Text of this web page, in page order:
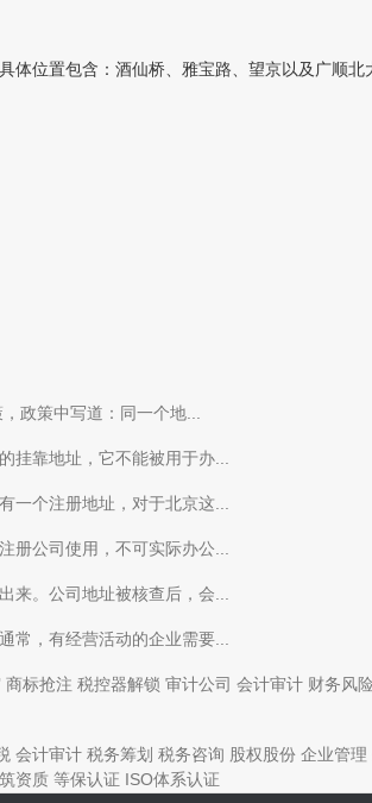
位置包含：酒仙桥、雅宝路、望京以及广顺北
政策中写道：同一个地...
挂靠地址，它不能被用于办...
一个注册地址，对于北京这...
册公司使用，不可实际办公...
来。公司地址被核查后，会...
常，有经营活动的企业需要...
商标抢注 税控器解锁 审计公司 会计审计 财务风险
会计审计 税务筹划 税务咨询 股权股份 企业管理
资质 等保认证 ISO体系认证